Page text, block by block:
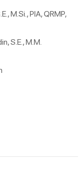
M.Si., PIA, QRMP,
S.E., M.M.